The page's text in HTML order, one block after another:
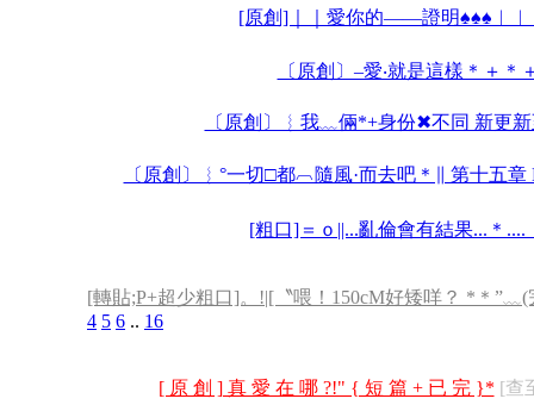
[原創]｜｜愛你的——證明
〔原創〕–愛‧就是這樣＊＋＊
〔原創〕︴我﹏倆*+身份✖不同 新更新
〔原創〕︴°一切□都︹隨風·而去吧＊∥ 第十五章
[粗口]＝ｏ||...亂倫會有結果...＊....
[轉貼;P+超少粗口]。!|[〝喂！150cM好矮咩？ *＊”﹏(
4 5 6 .. 16
[ 原 創 ] 真 愛 在 哪 ?!" { 短 篇 + 已 完 }* [查